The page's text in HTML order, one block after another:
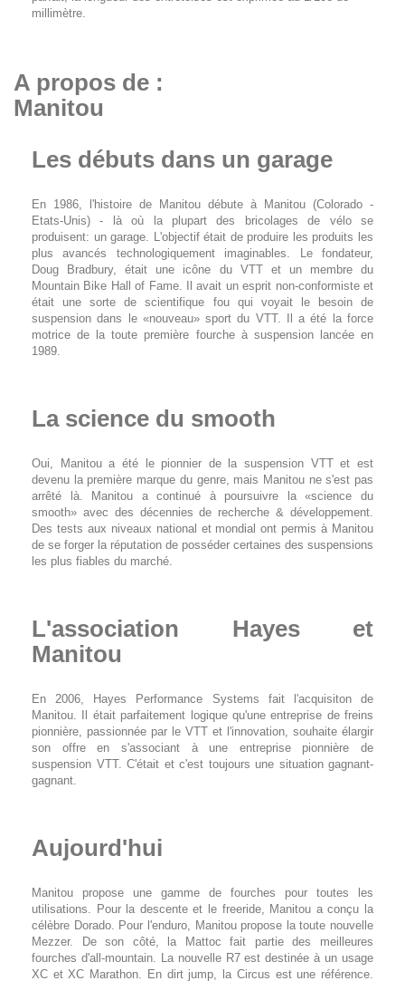
millimètre.
A propos de :
Manitou
Les débuts dans un garage
En 1986, l'histoire de Manitou débute à Manitou (Colorado -
Etats-Unis) - là où la plupart des bricolages de vélo se
produisent: un garage. L'objectif était de produire les produits les
plus avancés technologiquement imaginables. Le fondateur,
Doug Bradbury, était une icône du VTT et un membre du
Mountain Bike Hall of Fame. Il avait un esprit non-conformiste et
était une sorte de scientifique fou qui voyait le besoin de
suspension dans le «nouveau» sport du VTT. Il a été la force
motrice de la toute première fourche à suspension lancée en
1989.
La science du smooth
Oui, Manitou a été le pionnier de la suspension VTT et est
devenu la première marque du genre, mais Manitou ne s'est pas
arrêté là. Manitou a continué à poursuivre la «science du
smooth» avec des décennies de recherche & développement.
Des tests aux niveaux national et mondial ont permis à Manitou
de se forger la réputation de posséder certaines des suspensions
les plus fiables du marché.
L'association Hayes et
Manitou
En 2006, Hayes Performance Systems fait l'acquisiton de
Manitou. Il était parfaitement logique qu'une entreprise de freins
pionnière, passionnée par le VTT et l'innovation, souhaite élargir
son offre en s'associant à une entreprise pionnière de
suspension VTT. C'était et c'est toujours une situation gagnant-
gagnant.
Aujourd'hui
Manitou propose une gamme de fourches pour toutes les
utilisations. Pour la descente et le freeride, Manitou a conçu la
célèbre Dorado. Pour l'enduro, Manitou propose la toute nouvelle
Mezzer. De son côté, la Mattoc fait partie des meilleures
fourches d'all-mountain. La nouvelle R7 est destinée à un usage
XC et XC Marathon. En dirt jump, la Circus est une référence.